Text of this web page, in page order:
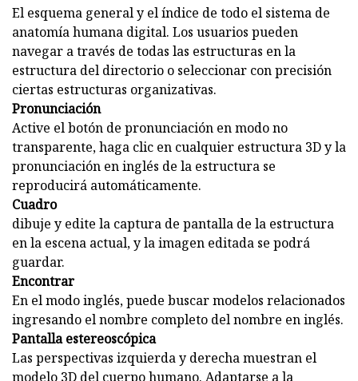
El esquema general y el índice de todo el sistema de
anatomía humana digital. Los usuarios pueden
navegar a través de todas las estructuras en la
estructura del directorio o seleccionar con precisión
ciertas estructuras organizativas.
Pronunciación
Active el botón de pronunciación en modo no
transparente, haga clic en cualquier estructura 3D y la
pronunciación en inglés de la estructura se
reproducirá automáticamente.
Cuadro
dibuje y edite la captura de pantalla de la estructura
en la escena actual, y la imagen editada se podrá
guardar.
Encontrar
En el modo inglés, puede buscar modelos relacionados
ingresando el nombre completo del nombre en inglés.
Pantalla estereoscópica
Las perspectivas izquierda y derecha muestran el
modelo 3D del cuerpo humano. Adaptarse a la